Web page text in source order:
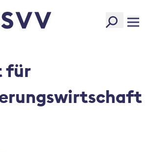
für